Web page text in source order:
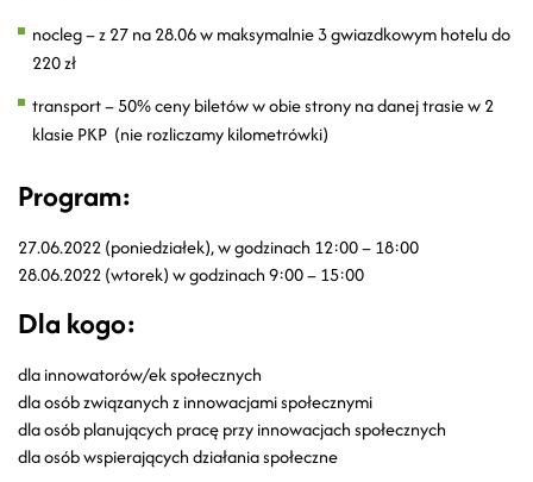
nocleg – z 27 na 28.06 w maksymalnie 3 gwiazdkowym hotelu do
220 zł
transport – 50% ceny biletów w obie strony na danej trasie w 2
klasie PKP (nie rozliczamy kilometrówki)
Program:
27.06.2022 (poniedziałek), w godzinach 12:00 – 18:00
28.06.2022 (wtorek) w godzinach 9:00 – 15:00
Dla kogo:
dla innowatorów/ek społecznych
dla osób związanych z innowacjami społecznymi
dla osób planujących pracę przy innowacjach społecznych
dla osób wspierających działania społeczne